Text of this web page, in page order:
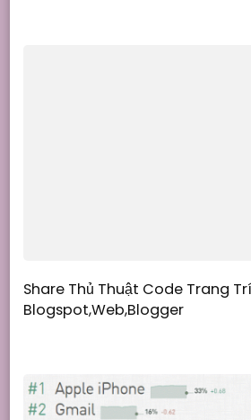
Share Thủ Thuật Code Trang
Blogspot,Web,Blogger